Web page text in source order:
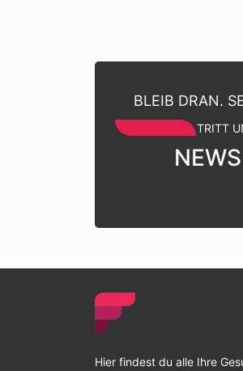
BLEIB DRAN.
TRITT
Hier findest du alle Ihre